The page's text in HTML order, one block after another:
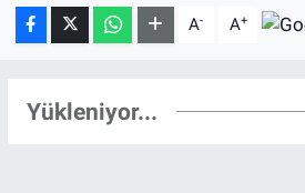
A- A+
Yükleniyor...